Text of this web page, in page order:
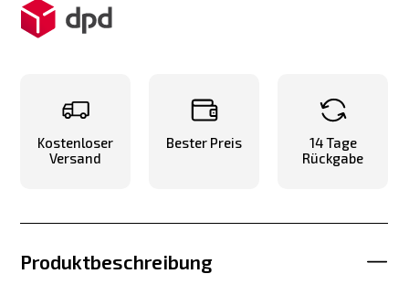
Kostenloser
Versand
Bester Preis
14 Tage
Rückgabe
Produktbeschreibung